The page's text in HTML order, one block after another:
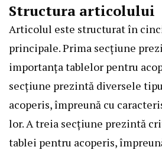
Structura articolului
Articolul este structurat în
principale. Prima secțiune
importanța tablelor pentru
secțiune prezintă diversele
acoperis, împreună cu
lor. A treia secțiune prezintă
tablei pentru acoperis,